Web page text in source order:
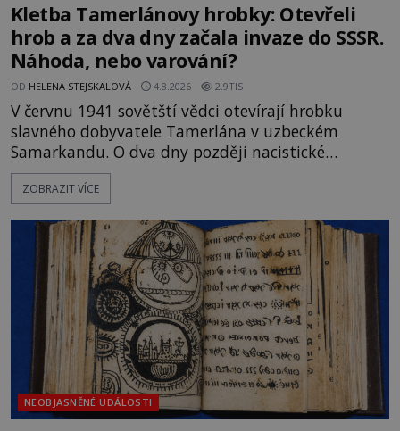
Kletba Tamerlánovy hrobky: Otevřeli
hrob a za dva dny začala invaze do SSSR.
Náhoda, nebo varování?
OD HELENA STEJSKALOVÁ 4.8.2026 2.9TIS
V červnu 1941 sovětští vědci otevírají hrobku
slavného dobyvatele Tamerlána v uzbeckém
Samarkandu. O dva dny později nacistické
Německo zahajuje operaci Barbarossa a napadá
Sovětský svaz. Shoda dat je natolik zarážející, že se
na legendě něco pravdy, nebo jde jen o fascinující
souhru okolností? Když antropolog Michail
Gerasimov (1907-1970) a
ZOBRAZIT VÍCE
NEOBJASNĚNÉ UDÁLOSTI